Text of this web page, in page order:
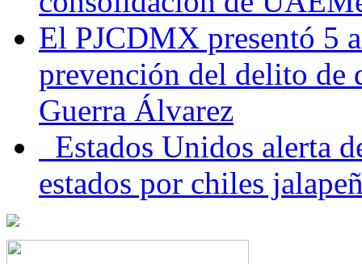
El PJCDMX presentó 5
prevención del delito de
Guerra Álvarez
Estados Unidos alerta
estados por chiles